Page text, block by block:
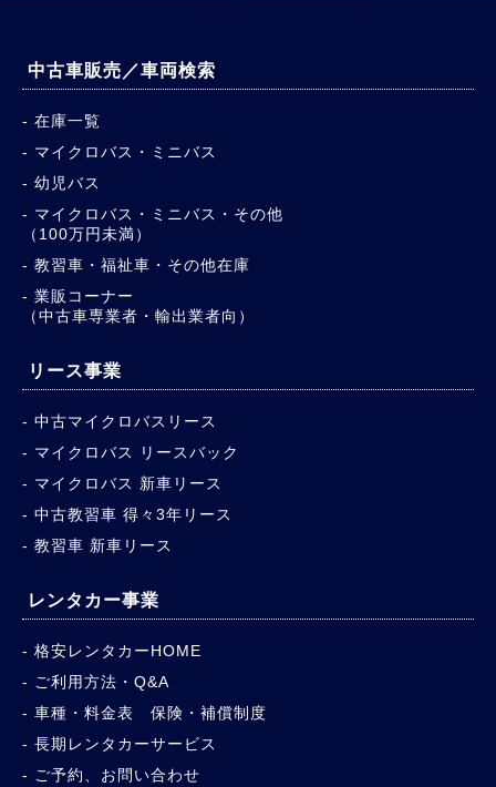
中古車販売／車両検索
在庫一覧
マイクロバス・ミニバス
幼児バス
マイクロバス・ミニバス・その他
（100万円未満）
教習車・福祉車・その他在庫
業販コーナー
（中古車専業者・輸出業者向）
リース事業
中古マイクロバスリース
マイクロバス リースバック
マイクロバス 新車リース
中古教習車 得々3年リース
教習車 新車リース
レンタカー事業
格安レンタカーHOME
ご利用方法・Q&A
車種・料金表 保険・補償制度
長期レンタカーサービス
ご予約、お問い合わせ